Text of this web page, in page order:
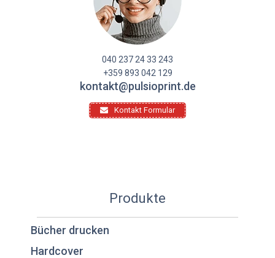
040 237 24 33 243
+359 893 042 129
kontakt@pulsioprint.de
Kontakt Formular
Produkte
Bücher drucken
Hardcover